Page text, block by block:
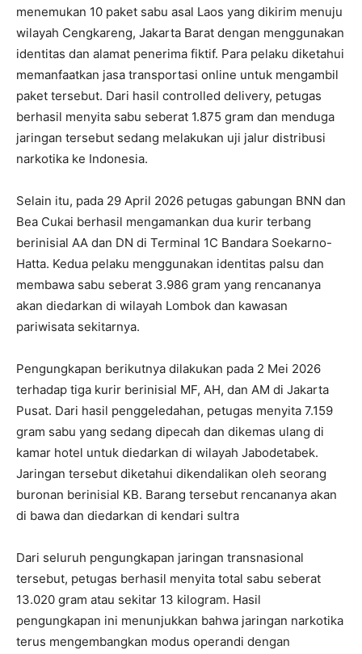
menemukan 10 paket sabu asal Laos yang dikirim menuju
wilayah Cengkareng, Jakarta Barat dengan menggunakan
identitas dan alamat penerima fiktif. Para pelaku diketahui
memanfaatkan jasa transportasi online untuk mengambil
paket tersebut. Dari hasil controlled delivery, petugas
berhasil menyita sabu seberat 1.875 gram dan menduga
jaringan tersebut sedang melakukan uji jalur distribusi
narkotika ke Indonesia.
Selain itu, pada 29 April 2026 petugas gabungan BNN dan
Bea Cukai berhasil mengamankan dua kurir terbang
berinisial AA dan DN di Terminal 1C Bandara Soekarno-
Hatta. Kedua pelaku menggunakan identitas palsu dan
membawa sabu seberat 3.986 gram yang rencananya
akan diedarkan di wilayah Lombok dan kawasan
pariwisata sekitarnya.
Pengungkapan berikutnya dilakukan pada 2 Mei 2026
terhadap tiga kurir berinisial MF, AH, dan AM di Jakarta
Pusat. Dari hasil penggeledahan, petugas menyita 7.159
gram sabu yang sedang dipecah dan dikemas ulang di
kamar hotel untuk diedarkan di wilayah Jabodetabek.
Jaringan tersebut diketahui dikendalikan oleh seorang
buronan berinisial KB. Barang tersebut rencananya akan
di bawa dan diedarkan di kendari sultra
Dari seluruh pengungkapan jaringan transnasional
tersebut, petugas berhasil menyita total sabu seberat
13.020 gram atau sekitar 13 kilogram. Hasil
pengungkapan ini menunjukkan bahwa jaringan narkotika
terus mengembangkan modus operandi dengan